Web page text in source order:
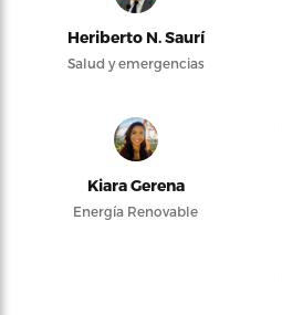
Heriberto N. Saurí
Salud y emergencias
Kiara Gerena
Energía Renovable